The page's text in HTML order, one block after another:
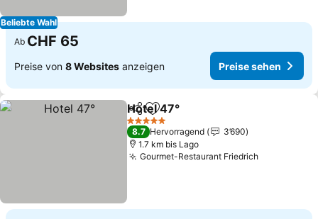
Beliebte Wahl
Ab CHF 65
Preise von 8 Websites anzeigen Preise sehen
TeilenZu Favoriten hinzufügen
Hotel 47°
5 Sterne
8.7 Hervorragend
3’690
1.7 km bis Lago
Gourmet-Restaurant Friedrich